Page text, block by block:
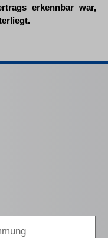
erkennbar war,